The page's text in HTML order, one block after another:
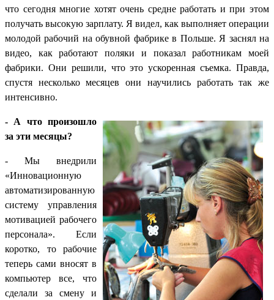
что сегодня многие хотят очень средне работать и при этом
получать высокую зарплату. Я видел, как выполняет операции
молодой рабочий на обувной фабрике в Польше. Я заснял на
видео, как работают поляки и показал работникам моей
фабрики. Они решили, что это ускоренная съемка. Правда,
спустя несколько месяцев они научились работать так же
интенсивно.
- А что произошло
за эти месяцы?
- Мы внедрили
«Инновационную
автоматизированную
систему управления
мотивацией рабочего
персонала». Если
коротко, то рабочие
теперь сами вносят в
компьютер все, что
сделали за смену и